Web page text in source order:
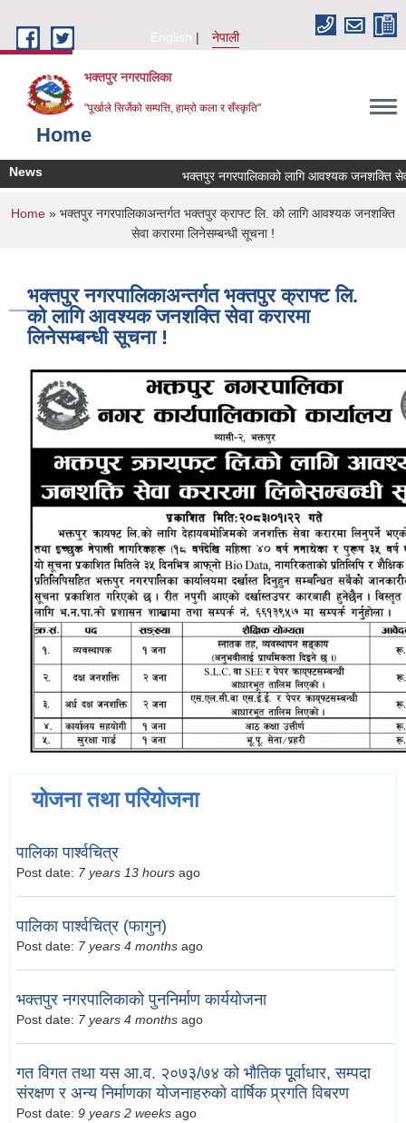
English
नेपाली
भक्तपुर नगरपालिका
"पूर्खाले सिर्जेको सम्पत्ति, हाम्रो कला र सँस्कृति"
Home
News भक्तपुर नगरपालिकाको लागि आवश्यक जनशक्ति सेवा
You are here
Home » भक्तपुर नगरपालिकाअन्तर्गत भक्तपुर क्राफ्ट लि. को लागि आवश्यक जनशक्ति
सेवा करारमा लिनेसम्बन्धी सूचना !
भक्तपुर नगरपालिकाअन्तर्गत भक्तपुर क्राफ्ट लि.
को लागि आवश्यक जनशक्ति सेवा करारमा
लिनेसम्बन्धी सूचना !
योजना तथा परियोजना
पालिका पार्श्वचित्र
Post date: 7 years 13 hours ago
पालिका पार्श्वचित्र (फागुन)
Post date: 7 years 4 months ago
भक्तपुर नगरपालिकाको पुननिर्माण कार्ययोजना
Post date: 7 years 4 months ago
गत विगत तथा यस आ.व. २०७३/७४ को भौतिक पूूर्वाधार, सम्पदा
संरक्षण र अन्य निर्माणका योजनाहरुको वार्षिक प्र्रगति विबरण
Post date: 9 years 2 weeks ago